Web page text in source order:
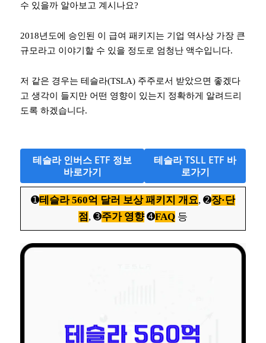
수 있을까 알아보고 계시나요?
2018년도에 승인된 이 급여 패키지는 기업 역사상 가장 큰
규모라고 이야기할 수 있을 정도로 엄청난 액수입니다.
저 같은 경우는 테슬라(TSLA) 주주로서 받았으면 좋겠다
고 생각이 들지만 어떤 영향이 있는지 정확하게 알려드리
도록 하겠습니다.
테슬라 인버스 ETF 정보
바로가기
테슬라 TSLL ETF 바
로가기
➊테슬라 560억 달러 보상 패키지 개요, ➋장·단
점, ➌주가 영향➍FAQ 등